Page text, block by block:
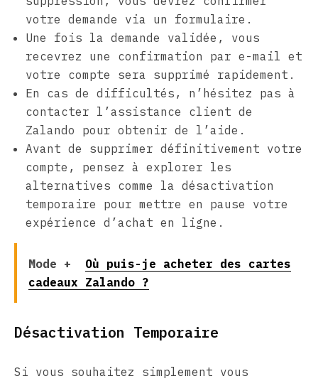
votre demande via un formulaire.
Une fois la demande validée, vous
recevrez une confirmation par e-mail et
votre compte sera supprimé rapidement.
En cas de difficultés, n’hésitez pas à
contacter l’assistance client de
Zalando pour obtenir de l’aide.
Avant de supprimer définitivement votre
compte, pensez à explorer les
alternatives comme la désactivation
temporaire pour mettre en pause votre
expérience d’achat en ligne.
Mode +
Où puis-je acheter des cartes
cadeaux Zalando ?
Désactivation Temporaire
Si vous souhaitez simplement vous